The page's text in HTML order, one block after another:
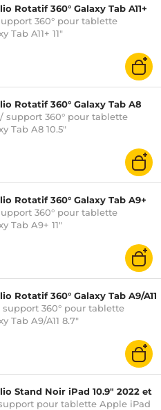
Rotatif 360° Galaxy Tab A11+
360° pour tablette
Tab A11+ 11"
Rotatif 360° Galaxy Tab A8
support 360° pour tablette
Tab A8 10.5"
Rotatif 360° Galaxy Tab A9+
360° pour tablette
Tab A9+ 11"
Rotatif 360° Galaxy Tab A9/A11
support 360° pour tablette
Tab A9/A11 8.7"
Stand Noir iPad 10.9" 2022 et
pour tablette Apple iPad